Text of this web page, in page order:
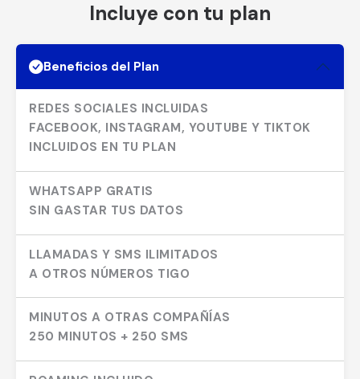
Incluye con tu plan
Beneficios del Plan
REDES SOCIALES INCLUIDAS
FACEBOOK, INSTAGRAM, YOUTUBE Y TIKTOK
INCLUIDOS EN TU PLAN
WHATSAPP GRATIS
SIN GASTAR TUS DATOS
LLAMADAS Y SMS ILIMITADOS
A OTROS NÚMEROS TIGO
MINUTOS A OTRAS COMPAÑÍAS
250 MINUTOS + 250 SMS